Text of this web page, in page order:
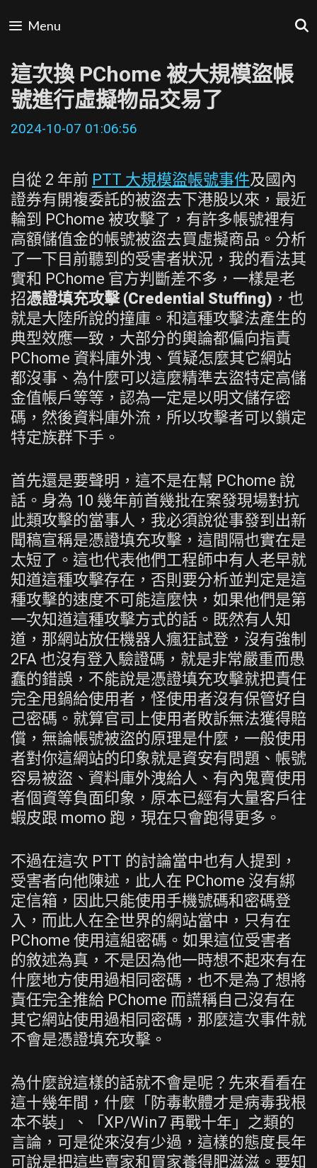
to
Menu
這次換 PChome 被大規模盜帳
號進行虛擬物品交易了
2024-10-07 01:06:56
自從 2 年前 PTT 大規模盜帳號事件及國內
證券有開複委託的被盜去下港股以來，最近
輪到 PChome 被攻擊了，有許多帳號裡有
高額儲值金的帳號被盜去買虛擬商品。分析
了一下目前聽到的受害者狀況，我的看法其
實和 PChome 官方判斷差不多，一樣是老
招憑證填充攻擊 (Credential Stuffing) ，也
就是大陸所說的撞庫。和這種攻擊法產生的
典型效應一致，大部分的輿論都偏向指責
PChome 資料庫外洩、質疑怎麼其它網站
都沒事、為什麼可以這麼精準去盜特定高儲
金值帳戶等等，認為一定是以明文儲存密
碼，然後資料庫外流，所以攻擊者可以鎖定
特定族群下手。
首先還是要聲明，這不是在幫 PChome 說
話。身為 10 幾年前首幾批在案發現場對抗
此類攻擊的當事人，我必須說從事發到出新
聞稿宣稱是憑證填充攻擊，這間隔也實在是
太短了。這也代表他們工程師中有人老早就
知道這種攻擊存在，否則要分析並判定是這
種攻擊的速度不可能這麼快，如果他們是第
一次知道這種攻擊方式的話。既然有人知
道，那網站放任機器人瘋狂試登，沒有強制
2FA 也沒有登入驗證碼，就是非常嚴重而愚
蠢的錯誤，不能說是憑證填充攻擊就把責任
完全甩鍋給使用者，怪使用者沒有保管好自
己密碼。就算官司上使用者敗訴無法獲得賠
償，無論帳號被盜的原理是什麼，一般使用
者對你這網站的印象就是資安有問題、帳號
容易被盜、資料庫外洩給人、有內鬼賣使用
者個資等負面印象，原本已經有大量客戶往
蝦皮跟 momo 跑，現在只會跑得更多。
不過在這次 PTT 的討論當中也有人提到，
受害者向他陳述，此人在 PChome 沒有綁
定信箱，因此只能使用手機號碼和密碼登
入，而此人在全世界的網站當中，只有在
PChome 使用這組密碼。如果這位受害者
的敘述為真，不是因為他一時想不起來有在
什麼地方使用過相同密碼，也不是為了想將
責任完全推給 PChome 而謊稱自己沒有在
其它網站使用過相同密碼，那麼這次事件就
不會是憑證填充攻擊。
為什麼說這樣的話就不會是呢？先來看看在
這十幾年間，什麼「防毒軟體才是病毒我根
本不裝」、「XP/Win7 再戰十年」之類的
言論，可是從來沒有少過，這樣的態度長年
可說是把這些賣家和買家養得肥滋滋。要知